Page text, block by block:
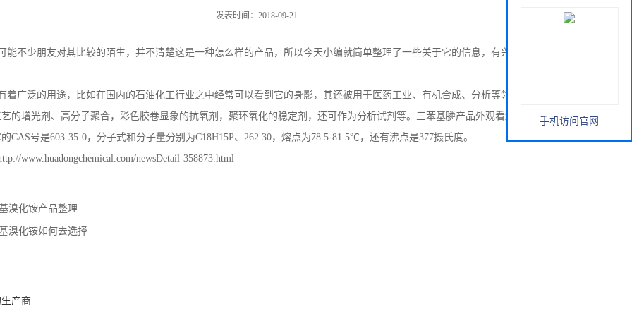
发表时间：2018-09-21
不少朋友对其比较的陌生，并不清楚这是一种怎么样的产品，所以今天小编就简单整理了一些关于它的信息，有兴趣的朋友快一起
广泛的用途，比如在国内的石油化工行业之中经常可以看到它的身影，其还被用于医药工业、有机合成、分析等领域。此外，它也
的增光剂、高分子聚合，彩色胶卷显象的抗氧剂，聚环氧化的稳定剂，还可作为分析试剂等。三苯基膦产品外观看起来是一种白色
CAS号是603-35-0，分子式和分子量分别为C18H15P、262.30，熔点为78.5-81.5℃，还有沸点是377摄氏度。
www.huadongchemical.com/newsDetail-358873.html
溴化铵产品整理
溴化铵如何去选择
产商
手机访问官网